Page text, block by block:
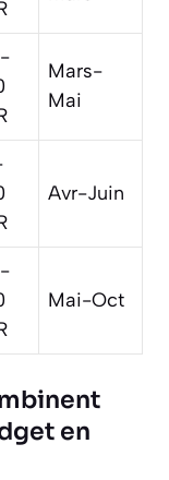
Mars-
Mai
Avr-Juin
Mai-Oct
en